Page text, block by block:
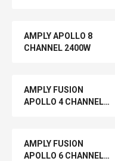
AMPLY APOLLO 8
CHANNEL 2400W
AMPLY FUSION
APOLLO 4 CHANNEL
AMPLY FUSION
APOLLO 6 CHANNEL